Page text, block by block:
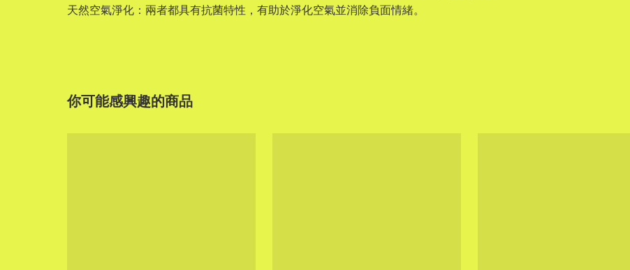
天然空氣淨化：兩者都具有抗菌特性，有助於淨化空氣並消除負面情緒。
你可能感興趣的商品